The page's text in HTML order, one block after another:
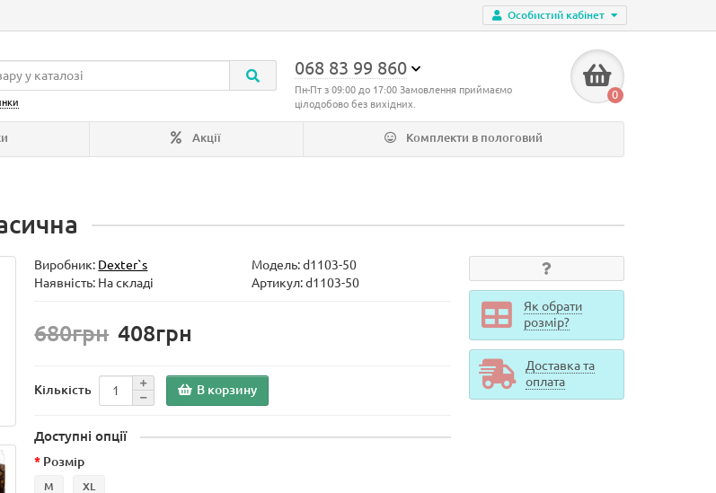
Особистий кабінет
068 83 99 860
Пн-Пт з 09:00 до 17:00 Замовлення приймаємо
цілодобово без вихідних.
0
Акції Комплекти в пологовий
Виробник: Dexter`s Модель:d1103-50
Наявність: На складі
Артикул: d1103-50
680грн 408грн
Кількість В корзину
Доступні опції
Розмір
M XL
Як обрати
розмір?
Доставка та
оплата